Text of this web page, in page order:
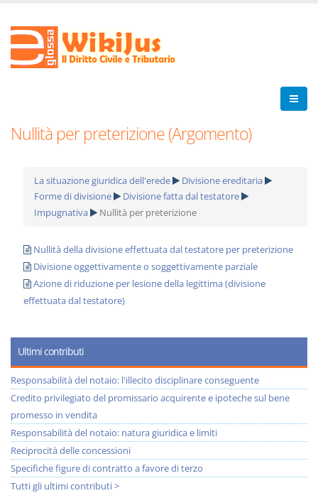
Nullità per preterizione (Argomento)
La situazione giuridica dell'erede
Divisione ereditaria
Forme di divisione
Divisione fatta dal testatore
Impugnativa
Nullità per preterizione
Nullità della divisione effettuata dal testatore per preterizione
Divisione oggettivamente o soggettivamente parziale
Azione di riduzione per lesione della legittima (divisione
effettuata dal testatore)
Ultimi contributi
Responsabilità del notaio: l'illecito disciplinare conseguente
Credito privilegiato del promissario acquirente e ipoteche sul bene
promesso in vendita
Responsabilità del notaio: natura giuridica e limiti
Reciprocità delle concessioni
Specifiche figure di contratto a favore di terzo
Tutti gli ultimi contributi >